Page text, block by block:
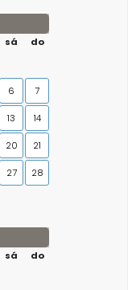
sá do
6 7
13 14
20 21
27 28
sá do